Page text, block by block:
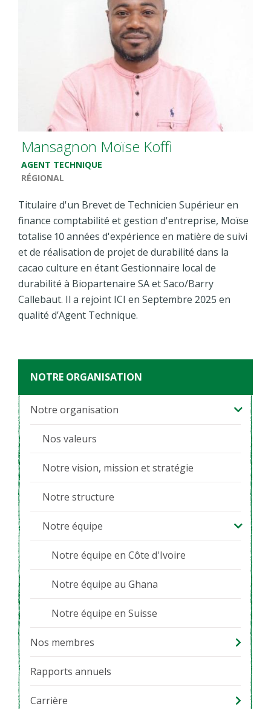
Mansagnon Moïse Koffi
AGENT TECHNIQUE
RÉGIONAL
Titulaire d'un Brevet de Technicien Supérieur en
finance comptabilité et gestion d'entreprise, Moïse
totalise 10 années d'expérience en matière de suivi
et de réalisation de projet de durabilité dans la
cacao culture en étant Gestionnaire local de
durabilité à Biopartenaire SA et Saco/Barry
Callebaut. Il a rejoint ICI en Septembre 2025 en
qualité d’Agent Technique.
NOTRE ORGANISATION
Notre organisation
Nos valeurs
Notre vision, mission et stratégie
Notre structure
Notre équipe
Notre équipe en Côte d'Ivoire
Notre équipe au Ghana
Notre équipe en Suisse
Nos membres
Rapports annuels
Carrière